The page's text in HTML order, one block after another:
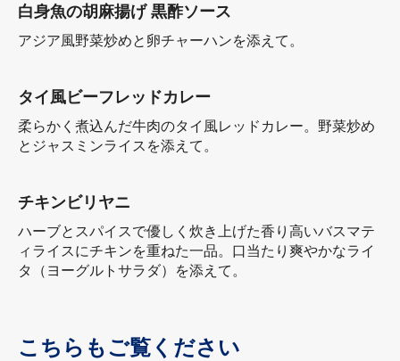
白身魚の胡麻揚げ 黒酢ソース
アジア風野菜炒めと卵チャーハンを添えて。
タイ風ビーフレッドカレー
柔らかく煮込んだ牛肉のタイ風レッドカレー。野菜炒め
とジャスミンライスを添えて。
チキンビリヤニ
ハーブとスパイスで優しく炊き上げた香り高いバスマテ
ィライスにチキンを重ねた一品。口当たり爽やかなライ
タ（ヨーグルトサラダ）を添えて。
こちらもご覧ください